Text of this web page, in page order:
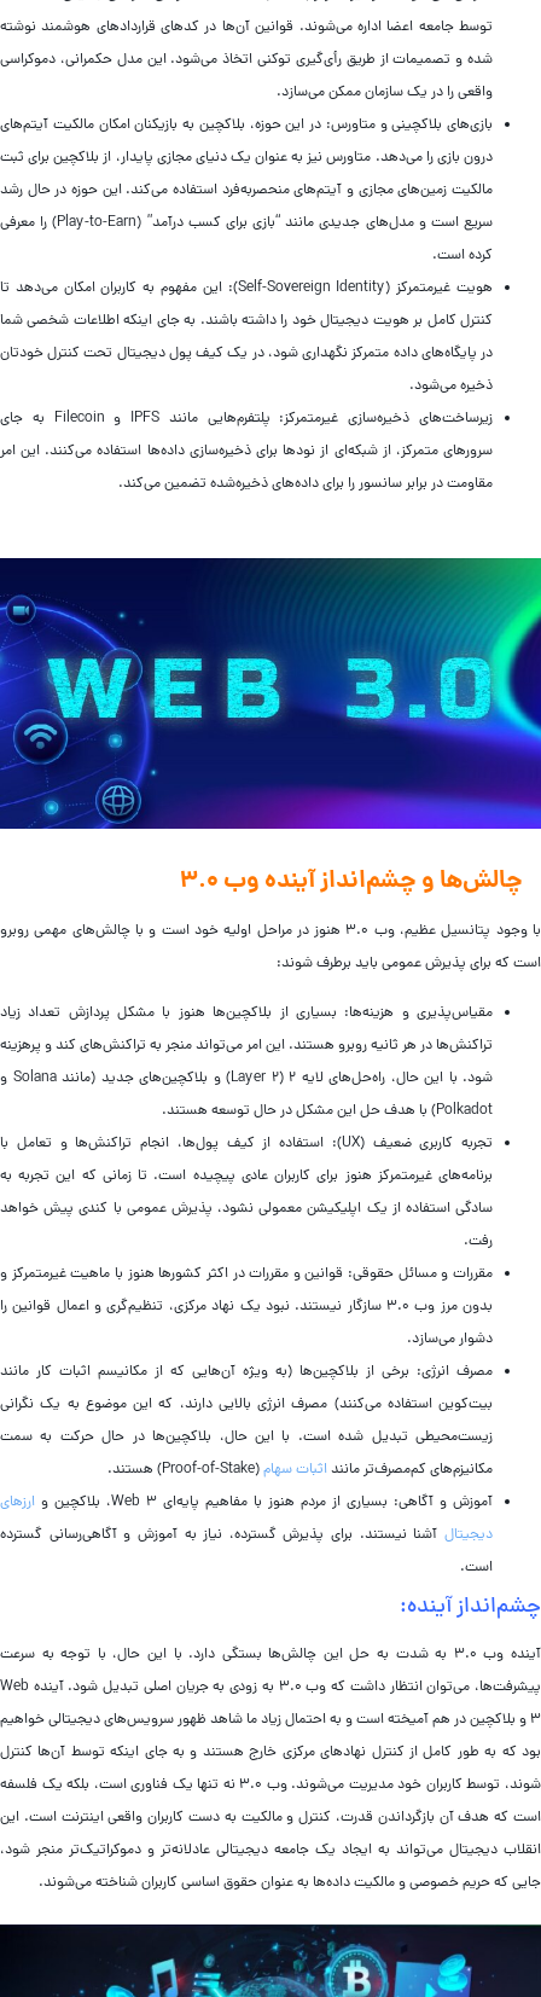
توسط جامعه اعضا اداره می‌شوند. قوانین آن‌ها در کدهای قراردادهای هوشمند نوشته
شده و تصمیمات از طریق رأی‌گیری توکنی اتخاذ می‌شود. این مدل حکمرانی، دموکراسی
واقعی را در یک سازمان ممکن می‌سازد.
بازی‌های بلاکچینی و متاورس: در این حوزه، بلاکچین به بازیکنان امکان مالکیت آیتم‌های
درون بازی را می‌دهد. متاورس نیز به عنوان یک دنیای مجازی پایدار، از بلاکچین برای ثبت
مالکیت زمین‌های مجازی و آیتم‌های منحصربه‌فرد استفاده می‌کند. این حوزه در حال رشد
سریع است و مدل‌های جدیدی مانند “بازی برای کسب درآمد” (Play-to-Earn) را معرفی
کرده است.
هویت غیرمتمرکز (Self-Sovereign Identity): این مفهوم به کاربران امکان می‌دهد تا
کنترل کامل بر هویت دیجیتال خود را داشته باشند. به جای اینکه اطلاعات شخصی شما
در پایگاه‌های داده متمرکز نگهداری شود، در یک کیف پول دیجیتال تحت کنترل خودتان
ذخیره می‌شود.
زیرساخت‌های ذخیره‌سازی غیرمتمرکز: پلتفرم‌هایی مانند IPFS و Filecoin به جای
سرورهای متمرکز، از شبکه‌ای از نودها برای ذخیره‌سازی داده‌ها استفاده می‌کنند. این امر
مقاومت در برابر سانسور را برای داده‌های ذخیره‌شده تضمین می‌کند.
چالش‌ها و چشم‌انداز آینده وب ۳.۰
با وجود پتانسیل عظیم، وب ۳.۰ هنوز در مراحل اولیه خود است و با چالش‌های مهمی روبرو
که برای پذیرش عمومی باید برطرف شوند:
مقیاس‌پذیری و هزینه‌ها: بسیاری از بلاکچین‌ها هنوز با مشکل پردازش تعداد زیاد
تراکنش‌ها در هر ثانیه روبرو هستند. این امر می‌تواند منجر به تراکنش‌های کند و پرهزینه
شود. با این حال، راه‌حل‌های لایه ۲ (Layer 2) و بلاکچین‌های جدید (مانند Solana و
Polkadot) با هدف حل این مشکل در حال توسعه هستند.
تجربه کاربری ضعیف (UX): استفاده از کیف پول‌ها، انجام تراکنش‌ها و تعامل با
برنامه‌های غیرمتمرکز هنوز برای کاربران عادی پیچیده است. تا زمانی که این تجربه به
سادگی استفاده از یک اپلیکیشن معمولی نشود، پذیرش عمومی با کندی پیش خواهد
رفت.
مقررات و مسائل حقوقی: قوانین و مقررات در اکثر کشورها هنوز با ماهیت غیرمتمرکز و
بدون مرز وب ۳.۰ سازگار نیستند. نبود یک نهاد مرکزی، تنظیم‌گری و اعمال قوانین را
دشوار می‌سازد.
مصرف انرژی: برخی از بلاکچین‌ها (به ویژه آن‌هایی که از مکانیسم اثبات کار مانند
بیت‌کوین استفاده می‌کنند) مصرف انرژی بالایی دارند، که این موضوع به یک نگرانی
زیست‌محیطی تبدیل شده است. با این حال، بلاکچین‌ها در حال حرکت به سمت
مکانیزم‌های کم‌مصرف‌تر ماننداثبات سهام(Proof-of-Stake) هستند.
آموزش و آگاهی: بسیاری از مردم هنوز با مفاهیم پایه‌ای Web 3، بلاکچین و
ارزهای
دیجیتالآشنا نیستند. برای پذیرش گسترده، نیاز به آموزش و آگاهی‌رسانی گسترده
است.
آینده:
آینده وب ۳.۰ به شدت به حل این چالش‌ها بستگی دارد. با این حال، با توجه به سرعت
پیشرفت‌ها، می‌توان انتظار داشت که وب ۳.۰ به زودی به جریان اصلی تبدیل شود. آینده Web
3 و بلاکچین در هم آمیخته است و به احتمال زیاد ما شاهد ظهور سرویس‌های دیجیتالی خواهیم
که به طور کامل از کنترل نهادهای مرکزی خارج هستند و به جای اینکه توسط آن‌ها کنترل
شوند، توسط کاربران خود مدیریت می‌شوند. وب ۳.۰ نه تنها یک فناوری است، بلکه یک فلسفه
که هدف آن بازگرداندن قدرت، کنترل و مالکیت به دست کاربران واقعی اینترنت است. این
دیجیتال می‌تواند به ایجاد یک جامعه دیجیتالی عادلانه‌تر و دموکراتیک‌تر منجر شود،
که حریم خصوصی و مالکیت داده‌ها به عنوان حقوق اساسی کاربران شناخته می‌شوند.